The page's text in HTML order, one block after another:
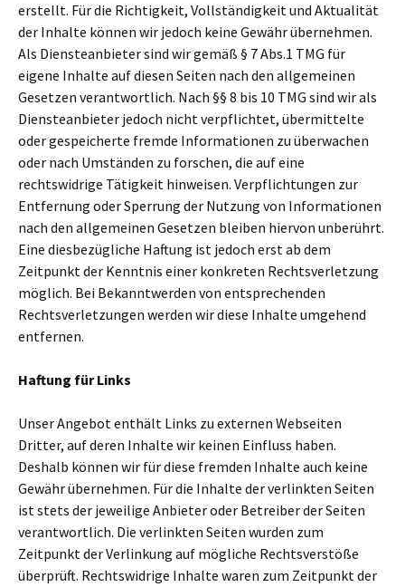
erstellt. Für die Richtigkeit, Vollständigkeit und Aktualität
der Inhalte können wir jedoch keine Gewähr übernehmen.
Als Diensteanbieter sind wir gemäß § 7 Abs.1 TMG für
eigene Inhalte auf diesen Seiten nach den allgemeinen
Gesetzen verantwortlich. Nach §§ 8 bis 10 TMG sind wir als
Diensteanbieter jedoch nicht verpflichtet, übermittelte
oder gespeicherte fremde Informationen zu überwachen
oder nach Umständen zu forschen, die auf eine
rechtswidrige Tätigkeit hinweisen. Verpflichtungen zur
Entfernung oder Sperrung der Nutzung von Informationen
nach den allgemeinen Gesetzen bleiben hiervon unberührt.
Eine diesbezügliche Haftung ist jedoch erst ab dem
Zeitpunkt der Kenntnis einer konkreten Rechtsverletzung
möglich. Bei Bekanntwerden von entsprechenden
Rechtsverletzungen werden wir diese Inhalte umgehend
entfernen.
Haftung für Links
Unser Angebot enthält Links zu externen Webseiten
Dritter, auf deren Inhalte wir keinen Einfluss haben.
Deshalb können wir für diese fremden Inhalte auch keine
Gewähr übernehmen. Für die Inhalte der verlinkten Seiten
ist stets der jeweilige Anbieter oder Betreiber der Seiten
verantwortlich. Die verlinkten Seiten wurden zum
Zeitpunkt der Verlinkung auf mögliche Rechtsverstöße
überprüft. Rechtswidrige Inhalte waren zum Zeitpunkt der